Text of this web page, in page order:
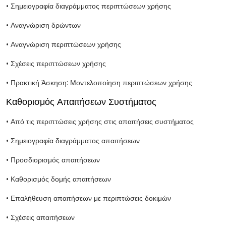
• Σημειογραφία διαγράμματος περιπτώσεων χρήσης
• Αναγνώριση δρώντων
• Αναγνώριση περιπτώσεων χρήσης
• Σχέσεις περιπτώσεων χρήσης
• Πρακτική Άσκηση: Μοντελοποίηση περιπτώσεων χρήσης
Καθορισμός Απαιτήσεων Συστήματος
• Από τις περιπτώσεις χρήσης στις απαιτήσεις συστήματος
• Σημειογραφία διαγράμματος απαιτήσεων
• Προσδιορισμός απαιτήσεων
• Καθορισμός δομής απαιτήσεων
• Επαλήθευση απαιτήσεων με περιπτώσεις δοκιμών
• Σχέσεις απαιτήσεων